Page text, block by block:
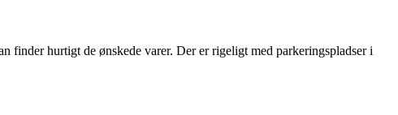
finder hurtigt de ønskede varer. Der er rigeligt med parkeringspladser i